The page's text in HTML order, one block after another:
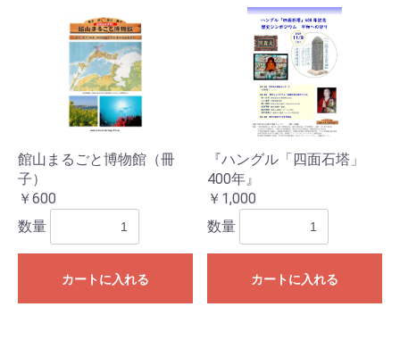
館山まるごと博物館（冊
子）
￥600
数量
カートに入れる
『ハングル「四面石塔」
400年』
￥1,000
数量
カートに入れる